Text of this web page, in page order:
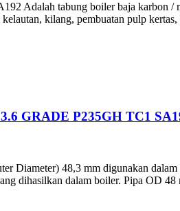
Adalah tabung boiler baja karbon /
kilang, pembuatan pulp
GRADE P235GH TC1
Diameter) 48,3 mm digunakan
dihasilkan dalam boiler. Pipa OD